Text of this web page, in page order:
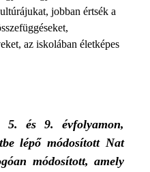
jobban értsék a
az iskolában életképes
5. és 9. évfolyamon,
lépő módosított Nat
módosított, amely